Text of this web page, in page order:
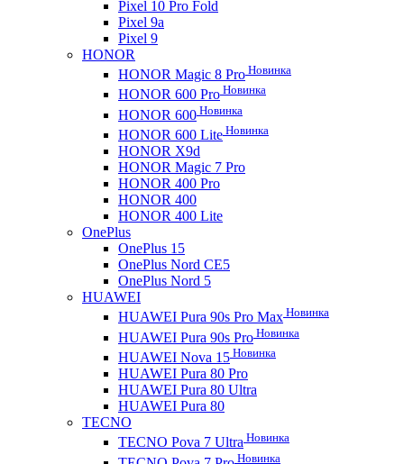
Pixel 10 Pro Fold
Pixel 9a
Pixel 9
HONOR
HONOR Magic 8 Pro Новинка
HONOR 600 Pro Новинка
HONOR 600 Новинка
HONOR 600 Lite Новинка
HONOR X9d
HONOR Magic 7 Pro
HONOR 400 Pro
HONOR 400
HONOR 400 Lite
OnePlus
OnePlus 15
OnePlus Nord CE5
OnePlus Nord 5
HUAWEI
HUAWEI Pura 90s Pro Max Новинка
HUAWEI Pura 90s Pro Новинка
HUAWEI Nova 15 Новинка
HUAWEI Pura 80 Pro
HUAWEI Pura 80 Ultra
HUAWEI Pura 80
TECNO
TECNO Pova 7 Ultra Новинка
Новинка